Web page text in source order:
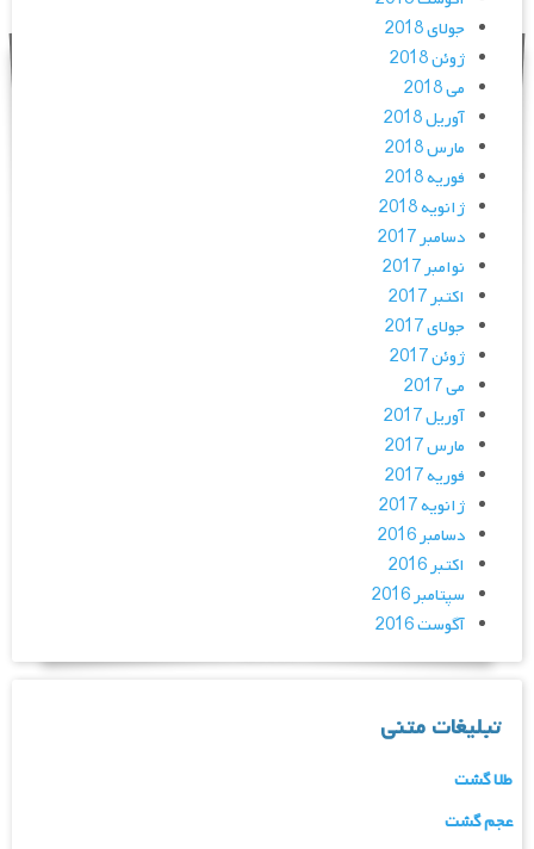
جولای 2018
ژوئن 2018
می 2018
آوریل 2018
مارس 2018
فوریه 2018
ژانویه 2018
دسامبر 2017
نوامبر 2017
اکتبر 2017
جولای 2017
ژوئن 2017
می 2017
آوریل 2017
مارس 2017
فوریه 2017
ژانویه 2017
دسامبر 2016
اکتبر 2016
سپتامبر 2016
آگوست 2016
تبلیغات متنی
طلا گشت
عجم گشت